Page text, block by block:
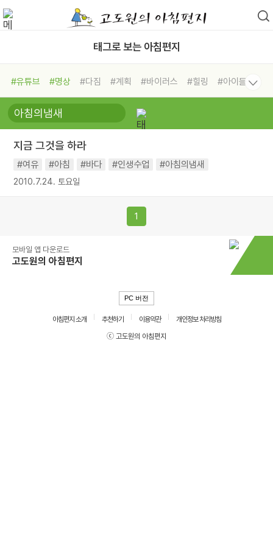
태그로 보는 아침편지
#유튜브 #명상 #다짐 #계획 #바이러스 #힐링
#아이들
#비전캠프
#독서캠프 #삶
#희망
#나눔 #친구 #링컨학교
#독서
#건강 #면역력
지금 그것을 하라
#여유 #아침 #바다 #인생수업 #아침의냄새
2010.7.24. 토요일
1
모바일 앱 다운로드
고도원의 아침편지
PC 버전
아침편지 소개 추천하기 이용약관
개인정보 처리방침
ⓒ 고도원의 아침편지